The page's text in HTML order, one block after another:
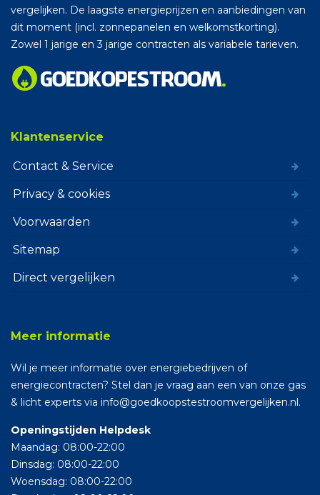
vergelijken. De laagste energieprijzen en aanbiedingen van
dit moment (incl. zonnepanelen en welkomstkorting).
Zowel 1 jarige en 3 jarige contracten als variabele tarieven.
Klantenservice
Contact & Service
Privacy & cookies
Voorwaarden
Sitemap
Direct vergelijken
Meer informatie
Wil je meer informatie over energiebedrijven of
energiecontracten? Stel dan je vraag aan een van onze gas
& licht experts via info@goedkoopstestroomvergelijken.nl.
Openingstijden Helpdesk
Maandag: 08:00-22:00
Dinsdag: 08:00-22:00
Woensdag: 08:00-22:00